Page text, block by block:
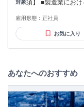
対象須】 ■製造業にお
PDCAを回せる方。
チームリーダーや後輩指導のご
多いため、業界知
雇用形態： 正社員
お気に入り
あなたへのおすすめ